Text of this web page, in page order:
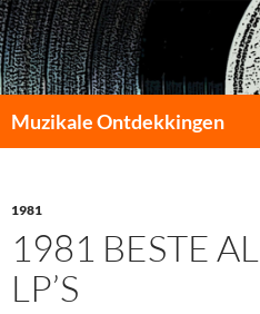
Muzikale Ontdekkingen
INHOUD
1981
1981 BESTE
LP’S